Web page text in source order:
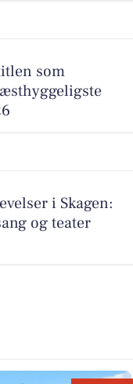
som
i Skagen:
og teater